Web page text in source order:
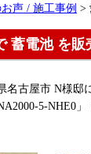
声 / 施工事例 >
蓄電池 を販
名古屋市 N様邸
5-NHE0